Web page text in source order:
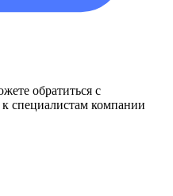
обратиться с
специалистам компании